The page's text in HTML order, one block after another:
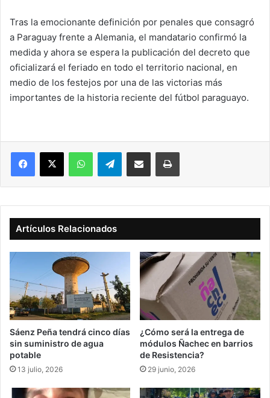
Tras la emocionante definición por penales que consagró
a Paraguay frente a Alemania, el mandatario confirmó la
medida y ahora se espera la publicación del decreto que
oficializará el feriado en todo el territorio nacional, en
medio de los festejos por una de las victorias más
importantes de la historia reciente del fútbol paraguayo.
Facebook
X WhatsAppTelegramCompartir vía correo electrónicoImprimir
Artículos Relacionados
Sáenz Peña tendrá cinco días
sin suministro de agua
potable
13 julio, 2026
¿Cómo será la entrega de
módulos Ñachec en barrios
de Resistencia?
29 junio, 2026